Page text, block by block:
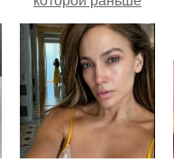
почти не говорила.